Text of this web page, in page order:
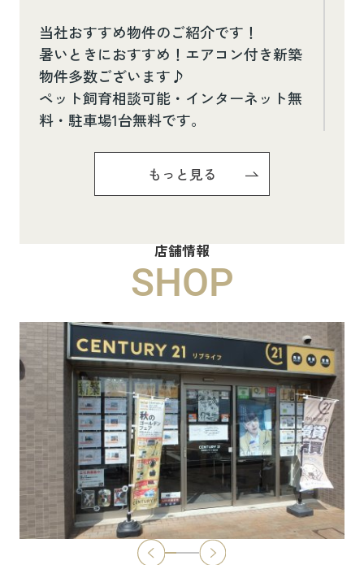
当社おすすめ物件のご紹介です！
暑いときにおすすめ！エアコン付き新築
物件多数ございます♪
ペット飼育相談可能・インターネット無
料・駐車場1台無料です。
Pure Ryuju Ⅱ101
ハイムメゾン白鳥台201
6.5万円
物件詳細へ
ハイムレトア飾東A103
7.4万円
物件詳細へ
2026.06.29
本日より新ホームページへ完全移行にな
もっと見る
店舗情報
SHOP